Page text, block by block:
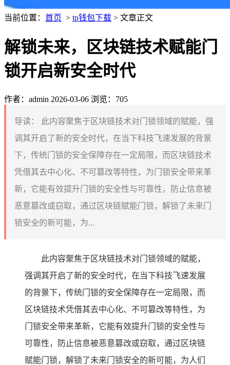
当前位置： 首页 > tp钱包下载 > 文章正文
解锁未来，区块链技术赋能门
锁开启新安全时代
作者：admin 2026-03-06 浏览：705
导读：
此内容聚焦于区块链技术对门锁领域的赋能，强
调其开启了新的安全时代，在当下科技飞速发展的背景
下，传统门锁的安全保障存在一定局限，而区块链技术
凭借其去中心化、不可篡改等特性，为门锁安全带来革
新，它能有效提升门锁的安全性与可靠性，防止信息被
恶意篡改或窃取，通过区块链赋能门锁，解锁了未来门
锁安全的新可能，为...
此内容聚焦于区块链技术对门锁领域的赋能，
强调其开启了新的安全时代，在当下科技飞速发展
的背景下，传统门锁的安全保障存在一定局限，而
区块链技术凭借其去中心化、不可篡改等特性，为
门锁安全带来革新，它能有效提升门锁的安全性与
可靠性，防止信息被恶意篡改或窃取，通过区块链
赋能门锁，解锁了未来门锁安全的新可能，为人们